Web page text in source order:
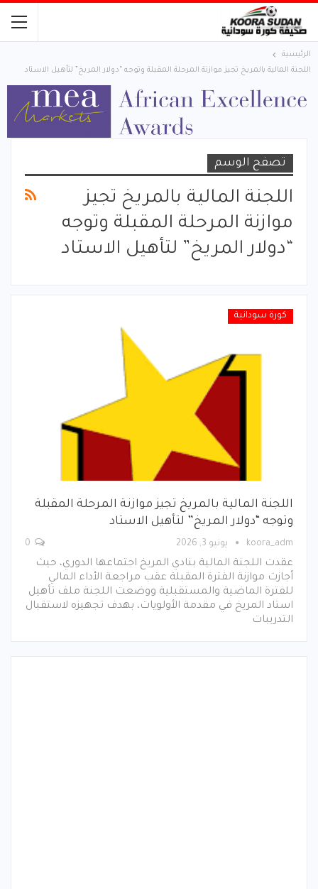
الرئيسية
اللجنة المالية بالمريخ تجيز موازنة المرحلة المقبلة وتوجه “دولار المريخ” لتأهيل الاستاد
تصفح الوسم
اللجنة المالية بالمريخ تجيز
موازنة المرحلة المقبلة وتوجه
“دولار المريخ” لتأهيل الاستاد
كورة سودانية
اللجنة المالية بالمريخ تجيز موازنة المرحلة المقبلة
وتوجه “دولار المريخ” لتأهيل الاستاد
koora_adm يونيو 3, 2026
عقدت اللجنة المالية بنادي المريخ اجتماعها الدوري، حيث
أجازت موازنة الفترة المقبلة عقب مراجعة الأداء المالي
للفترة الماضية والمستقبلية ووضعت اللجنة ملف تأهيل
استاد المريخ في مقدمة الأولويات، بهدف تجهيزه لاستقبال
التدريبات